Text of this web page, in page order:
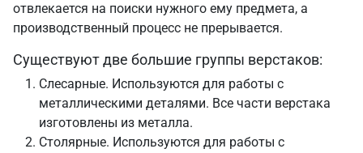
отвлекается на поиски нужного ему предмета, а
производственный процесс не прерывается.
Существуют две большие группы верстаков:
Слесарные. Используются для работы с
металлическими деталями. Все части верстака
изготовлены из металла.
Столярные. Используются для работы с